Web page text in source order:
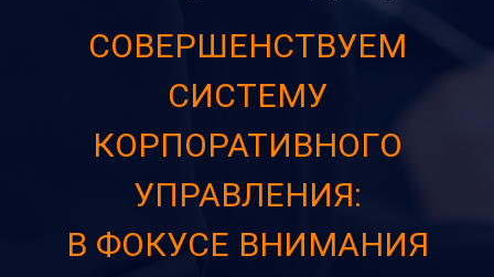
СОВЕРШЕНСТВУЕМ
СИСТЕМУ
КОРПОРАТИВНОГО
УПРАВЛЕНИЯ:
В ФОКУСЕ ВНИМАНИЯ